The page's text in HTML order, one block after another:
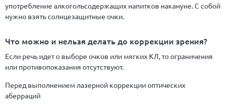
употребление алкогольсодержащих напитков накануне. С собой
нужно взять солнцезащитные очки.
Что можно и нельзя делать до коррекции зрения?
Если речь идет о выборе очков или мягких КЛ, то ограничения
или противопоказания отсутствуют.
Перед выполнением лазерной коррекции оптических
аберраций